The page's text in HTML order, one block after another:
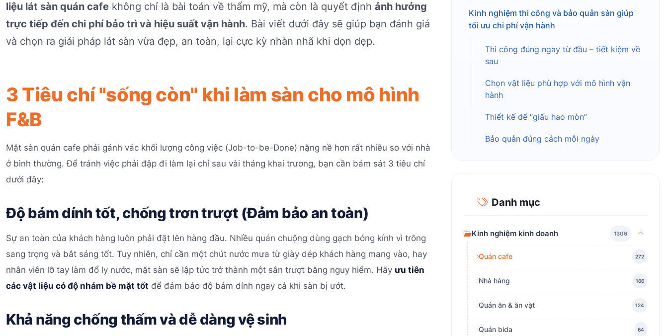
liệu lát sàn quán cafe không chỉ là bài toán về thẩm mỹ, mà còn là quyết định ảnh hưởng
trực tiếp đến chi phí bảo trì và hiệu suất vận hành. Bài viết dưới đây sẽ giúp bạn đánh giá
và chọn ra giải pháp lát sàn vừa đẹp, an toàn, lại cực kỳ nhàn nhã khi dọn dẹp.
3 Tiêu chí "sống còn" khi làm sàn cho mô hình
F&B
Mặt sàn quán cafe phải gánh vác khối lượng công việc (Job-to-be-Done) nặng nề hơn rất nhiều so với nhà
ở bình thường. Để tránh việc phải đập đi làm lại chỉ sau vài tháng khai trương, bạn cần bám sát 3 tiêu chí
dưới đây:
Độ bám dính tốt, chống trơn trượt (Đảm bảo an toàn)
Sự an toàn của khách hàng luôn phải đặt lên hàng đầu. Nhiều quán chuộng dùng gạch bóng kính vì trông
sang trọng và bắt sáng tốt. Tuy nhiên, chỉ cần một chút nước mưa từ giày dép khách hàng mang vào, hay
nhân viên lỡ tay làm đổ ly nước, mặt sàn sẽ lập tức trở thành một sân trượt băng nguy hiểm. Hãy ưu tiên
các vật liệu có độ nhám bề mặt tốt để đảm bảo độ bám dính ngay cả khi sàn bị ướt.
Khả năng chống thấm và dễ dàng vệ sinh
Kinh nghiệm thi công và bảo quản sàn giúp
tối ưu chi phí vận hành
Thi công đúng ngay từ đầu – tiết kiệm về
sau
Chọn vật liệu phù hợp với mô hình vận
hành
Thiết kế để “giấu hao mòn”
Bảo quản đúng cách mỗi ngày
Danh mục
Kinh nghiệm kinh doanh 1306
Quán cafe 272
Nhà hàng 166
Quán ăn & ăn vặt 124
Quán bida 64